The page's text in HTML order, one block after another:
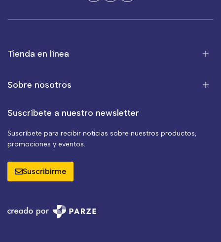
Tienda en línea
Sobre nosotros
Suscríbete a nuestro newsletter
Suscríbete para recibir noticias sobre nuestros productos,
promociones y eventos.
Suscribirme